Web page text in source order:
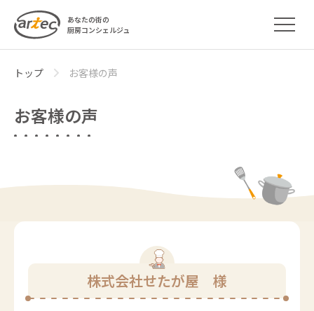
あなたの街の
厨房コンシェルジュ
トップ お客様の声
お客様の声
株式会社せたが屋 様